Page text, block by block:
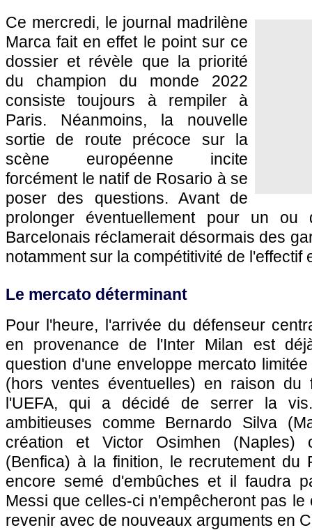
Ce mercredi, le journal madrilène
Marca fait en effet le point sur ce
dossier et révèle que la priorité
du champion du monde 2022
consiste toujours à rempiler à
Paris. Néanmoins, la nouvelle
sortie de route précoce sur la
scène européenne incite
forcément le natif de Rosario à se
poser des questions. Avant de
prolonger éventuellement pour un ou
Barcelonais réclamerait désormais des
notamment sur la compétitivité de l'effectif
Le mercato déterminant
Pour l'heure, l'arrivée du défenseur
en provenance de l'Inter Milan est
question d'une enveloppe mercato
(hors ventes éventuelles) en raison du
l'UEFA, qui a décidé de serrer la
ambitieuses comme Bernardo Silva
création et Victor Osimhen (Naples)
(Benfica) à la finition, le recrutement du
encore semé d'embûches et il faudra
Messi que celles-ci n'empêcheront pas
revenir avec de nouveaux arguments en